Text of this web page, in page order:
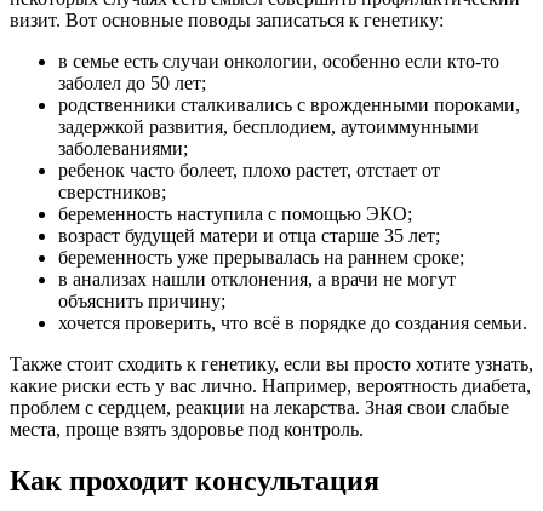
визит. Вот основные поводы записаться к генетику:
в семье есть случаи онкологии, особенно если кто-то
заболел до 50 лет;
родственники сталкивались с врожденными пороками,
задержкой развития, бесплодием, аутоиммунными
заболеваниями;
ребенок часто болеет, плохо растет, отстает от
сверстников;
беременность наступила с помощью ЭКО;
возраст будущей матери и отца старше 35 лет;
беременность уже прерывалась на раннем сроке;
в анализах нашли отклонения, а врачи не могут
объяснить причину;
хочется проверить, что всё в порядке до создания семьи.
Также стоит сходить к генетику, если вы просто хотите узнать,
какие риски есть у вас лично. Например, вероятность диабета,
проблем с сердцем, реакции на лекарства. Зная свои слабые
места, проще взять здоровье под контроль.
Как проходит консультация